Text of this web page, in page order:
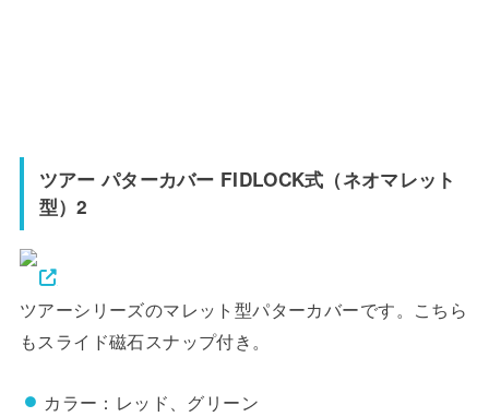
ツアー パターカバー FIDLOCK式（ネオマレット
型）2
ツアーシリーズのマレット型パターカバーです。こちら
もスライド磁石スナップ付き。
カラー：レッド、グリーン